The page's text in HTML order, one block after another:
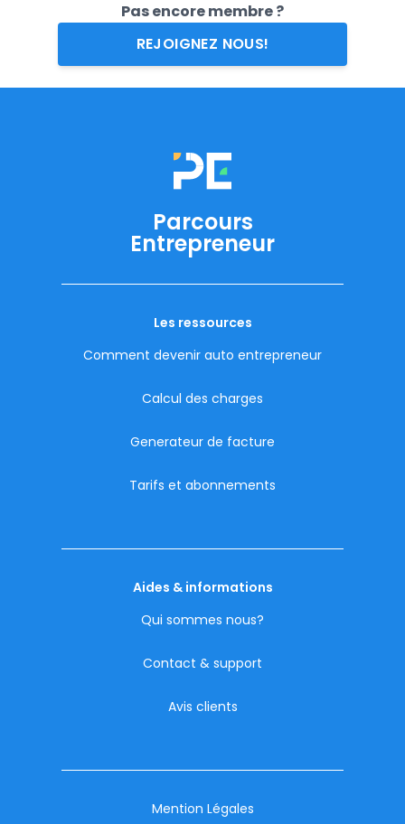
Pas encore membre ?
REJOIGNEZ NOUS!
Parcours
Entrepreneur
Les ressources
Comment devenir auto entrepreneur
Calcul des charges
Generateur de facture
Tarifs et abonnements
Aides & informations
Qui sommes nous?
Contact & support
Avis clients
Mention Légales